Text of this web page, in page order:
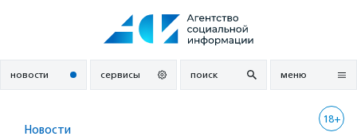
новости сервисы поиск меню
18+
Новости